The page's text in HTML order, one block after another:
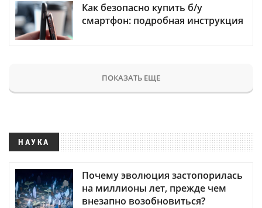
Как безопасно купить б/у
смартфон: подробная инструкция
ПОКАЗАТЬ ЕЩЕ
НАУКА
Почему эволюция застопорилась
на миллионы лет, прежде чем
внезапно возобновиться?